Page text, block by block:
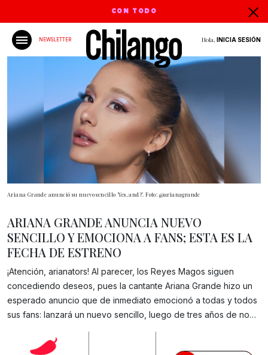
CON TODO
NEWSLETTER Hola, INICIA SESIÓN
Ariana Grande anunció su nuevo sencillo ‘Yes, and?’. Foto: @arianagrande
Gracias!
ARIANA GRANDE ANUNCIA NUEVO
SENCILLO Y EMOCIONA A FANS; ESTA ES LA
FECHA DE ESTRENO
¡Atención, arianators! Al parecer, los Reyes Magos siguen
concediendo deseos, pues la cantante Ariana Grande hizo un
esperado anuncio que de inmediato emocionó a todas y todos
sus fans: lanzará un nuevo sencillo, luego de tres años de no…